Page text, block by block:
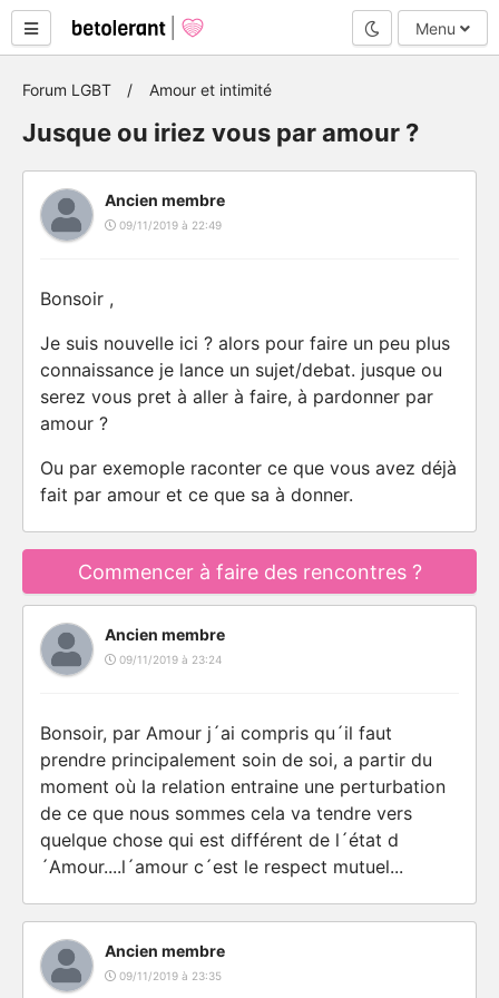
Mode nuit
Menu
Forum LGBT Amour et intimité
Jusque ou iriez vous par amour ?
Ancien membre
09/11/2019 à 22:49
Bonsoir ,
Je suis nouvelle ici ? alors pour faire un peu plus
connaissance je lance un sujet/debat. jusque ou
serez vous pret à aller à faire, à pardonner par
amour ?
Ou par exemople raconter ce que vous avez déjà
fait par amour et ce que sa à donner.
Commencer à faire des rencontres ?
Ancien membre
09/11/2019 à 23:24
Bonsoir, par Amour j´ai compris qu´il faut
prendre principalement soin de soi, a partir du
moment où la relation entraine une perturbation
de ce que nous sommes cela va tendre vers
quelque chose qui est différent de l´état d
´Amour....l´amour c´est le respect mutuel...
Ancien membre
09/11/2019 à 23:35